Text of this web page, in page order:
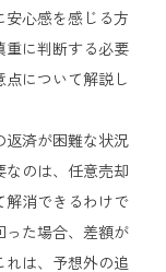
心感を感じる方
重に判断する必要
について解説し
返済が困難な状況
のは、任意売却
解消できるわけで
った場合、差額が
は、予想外の追